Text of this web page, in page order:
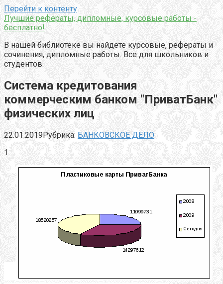
Перейти к контенту
Лучшие рефераты, дипломные, курсовые работы -
бесплатно!
В нашей библиотеке вы найдете курсовые, рефераты и
сочинения, дипломные работы. Все для школьников и
студентов.
Система кредитования
коммерческим банком "ПриватБанк"
физических лиц
22.01.2019Рубрика: БАНКОВСКОЕ ДЕЛО
1